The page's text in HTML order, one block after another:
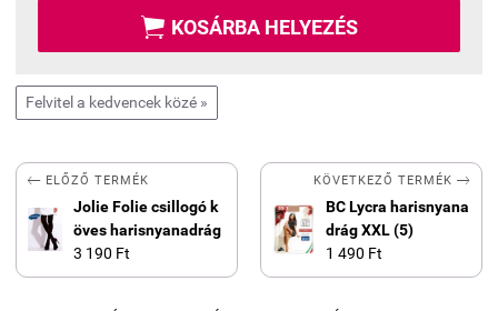
 KOSÁRBA HELYEZÉS
Felvitel a kedvencek közé »
 ELŐZŐ TERMÉK
Jolie Folie csillogó k
öves harisnyanadrág
3 190 Ft
KÖVETKEZŐ TERMÉK 
BC Lycra harisnyana
drág XXL (5)
1 490 Ft